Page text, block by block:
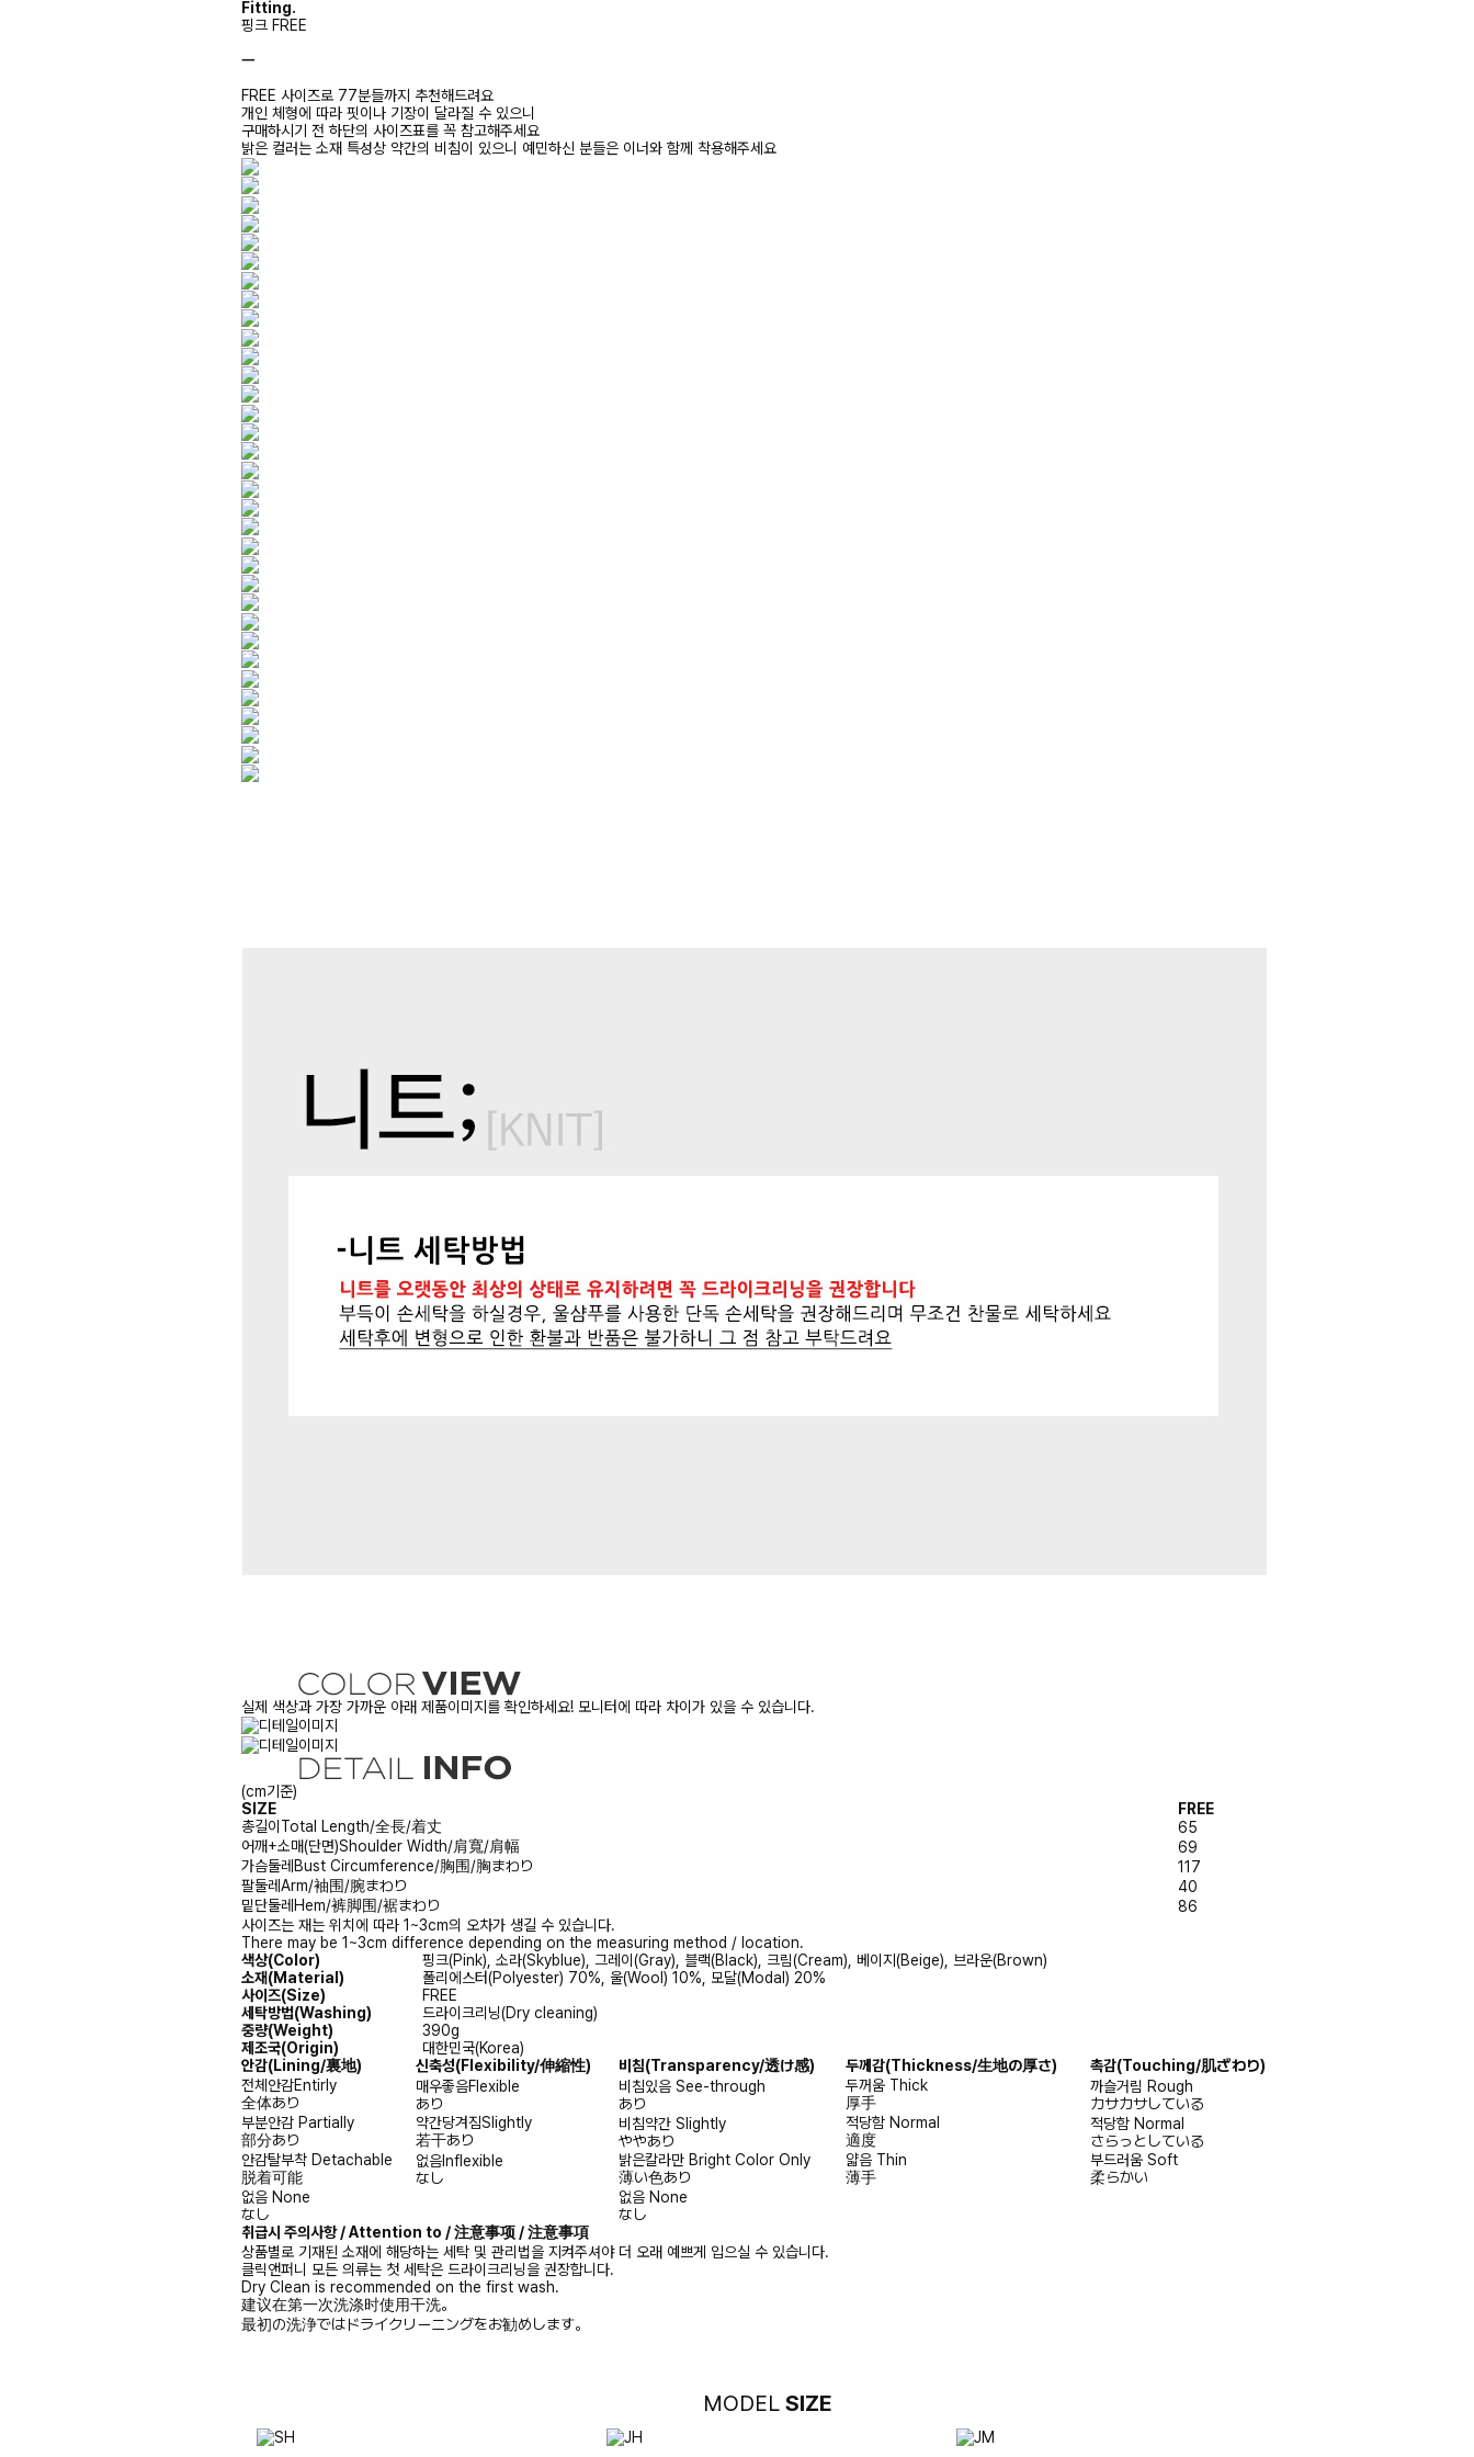
Fitting.
핑크 FREE
ㅡ
FREE 사이즈로 77분들까지 추천해드려요
개인 체형에 따라 핏이나 기장이 달라질 수 있으니
구매하시기 전 하단의 사이즈표를 꼭 참고해주세요
밝은 컬러는 소재 특성상 약간의 비침이 있으니 예민하신 분들은 이너와 함께 착용해주세요
실제 색상과 가장 가까운 아래 제품이미지를 확인하세요! 모니터에 따라 차이가 있을 수 있습니다.
(cm기준)
SIZE
FREE
총길이Total Length/全長/着丈
65
어깨+소매(단면)Shoulder Width/肩寬/肩幅
69
가슴둘레Bust Circumference/胸围/胸まわり
117
팔둘레Arm/袖围/腕まわり
40
밑단둘레Hem/裤脚围/裾まわり
86
사이즈는 재는 위치에 따라 1~3cm의 오차가 생길 수 있습니다.
There may be 1~3cm difference depending on the measuring method / location.
색상(Color)
핑크(Pink), 소라(Skyblue), 그레이(Gray), 블랙(Black), 크림(Cream), 베이지(Beige), 브라운(Brown)
소재(Material)
폴리에스터(Polyester) 70%, 울(Wool) 10%, 모달(Modal) 20%
사이즈(Size)
FREE
세탁방법(Washing)
드라이크리닝(Dry cleaning)
중량(Weight)
390g
제조국(Origin)
대한민국(Korea)
안감(Lining/裏地) 신축성(Flexibility/伸縮性) 비침(Transparency/透け感) 두께감(Thickness/生地の厚さ) 촉감(Touching/肌ざわり)
전체안감Entirly
全体あり
매우좋음Flexible
あり
비침있음 See-through
あり
두꺼움 Thick
厚手
까슬거림 Rough
カサカサしている
부분안감 Partially
部分あり
약간당겨짐Slightly
若干あり
비침약간 Slightly
ややあり
적당함 Normal
適度
적당함 Normal
さらっとしている
안감탈부착 Detachable
脱着可能
없음Inflexible
なし
밝은칼라만 Bright Color Only
薄い色あり
얇음 Thin
薄手
부드러움 Soft
柔らかい
없음 None
なし
없음 None
なし
취급시 주의사항 / Attention to / 注意事项 / 注意事項
상품별로 기재된 소재에 해당하는 세탁 및 관리법을 지켜주셔야 더 오래 예쁘게 입으실 수 있습니다.
클릭앤퍼니 모든 의류는 첫 세탁은 드라이크리닝을 권장합니다.
Dry Clean is recommended on the first wash.
建议在第一次洗涤时使用干洗。
最初の洗浄ではドライクリーニングをお勧めします。
MODEL SIZE